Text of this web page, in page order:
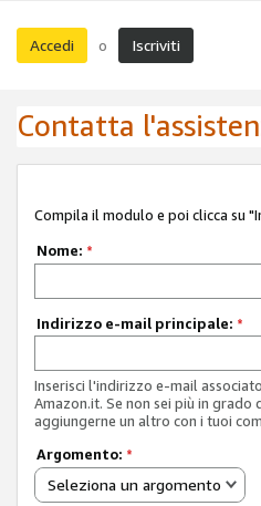
Accedi o Iscriviti
Contatta
Compila il modulo e poi clicca su
Nome: *
Indirizzo e-mail principale: *
Inserisci l'indirizzo e-mail
Amazon.it. Se non sei più in
aggiungerne un altro con i tuoi
Argomento: *
Seleziona un argomento